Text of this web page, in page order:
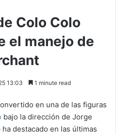
Colo Colo
el manejo de
13:03 1 minute read
en una de las figuras
bajo la dirección de Jorge
destacado en las últimas